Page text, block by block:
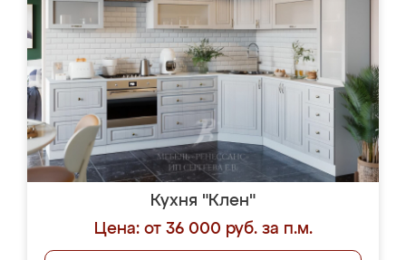
Кухня "Клен"
Цена: от 36 000 руб. за п.м.